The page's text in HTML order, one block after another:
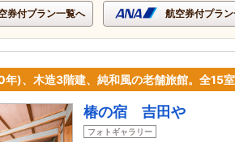
券付プラン一覧へ 航空券付プラ
)、木造3階建、純和風の老舗旅館。全15
椿の宿 吉田や
フォトギャラリー